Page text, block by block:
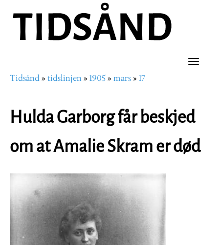
hovedinnhold
Toggle
Navigasjonssti
Tidsånd tidslinjen 1905 mars 17
Hulda Garborg får beskjed
om at Amalie Skram er død